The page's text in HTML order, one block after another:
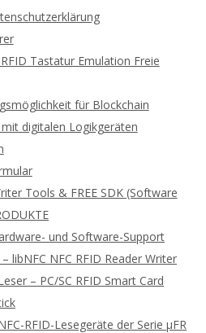
Tastatur Emulation Freie
für Blockchain
digitalen Logikgeräten
Tools & FREE SDK (Software
und Software-Support
libNFC NFC RFID Reader Writer
– PC/SC RFID Smart Card
RFID-Lesegeräte der Serie μFR